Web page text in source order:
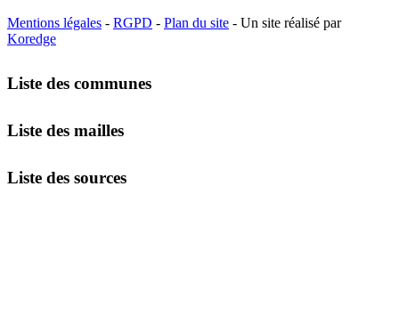
Mentions légales - RGPD - Plan du site - Un site réalisé par
Koredge
Liste des communes
Liste des mailles
Liste des sources